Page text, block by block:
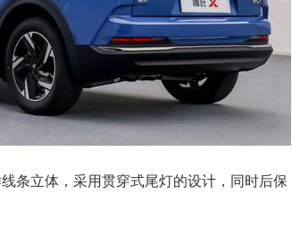
条立体，采用贯穿式尾灯的设计，同时后保